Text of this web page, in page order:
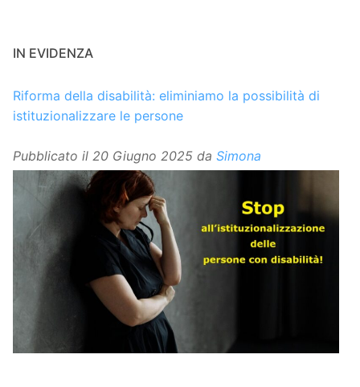
IN EVIDENZA
Riforma della disabilità: eliminiamo la possibilità di
istituzionalizzare le persone
Pubblicato il 20 Giugno 2025 da Simona